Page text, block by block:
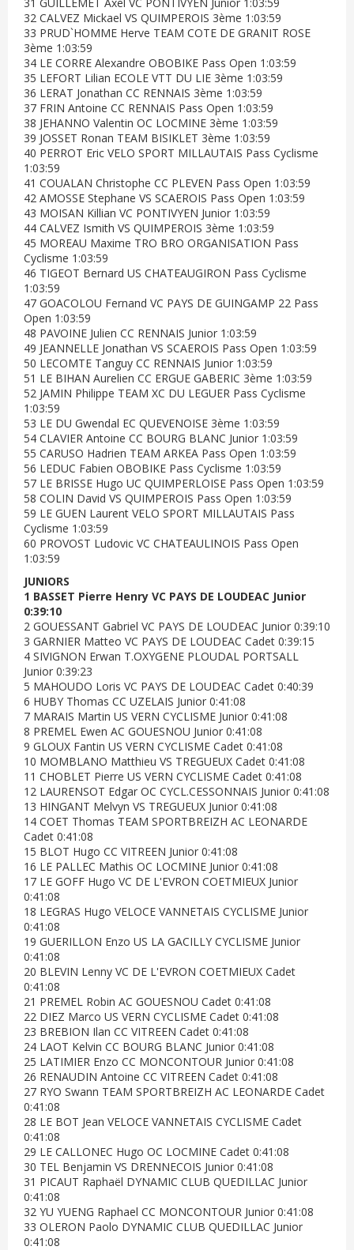
32 CALVEZ Mickael VS QUIMPEROIS 3ème 1:03:59
33 PRUD`HOMME Herve TEAM COTE DE GRANIT ROSE
3ème 1:03:59
34 LE CORRE Alexandre OBOBIKE Pass Open 1:03:59
35 LEFORT Lilian ECOLE VTT DU LIE 3ème 1:03:59
36 LERAT Jonathan CC RENNAIS 3ème 1:03:59
37 FRIN Antoine CC RENNAIS Pass Open 1:03:59
38 JEHANNO Valentin OC LOCMINE 3ème 1:03:59
39 JOSSET Ronan TEAM BISIKLET 3ème 1:03:59
40 PERROT Eric VELO SPORT MILLAUTAIS Pass Cyclisme
1:03:59
41 COUALAN Christophe CC PLEVEN Pass Open 1:03:59
42 AMOSSE Stephane VS SCAEROIS Pass Open 1:03:59
43 MOISAN Killian VC PONTIVYEN Junior 1:03:59
44 CALVEZ Ismith VS QUIMPEROIS 3ème 1:03:59
45 MOREAU Maxime TRO BRO ORGANISATION Pass
Cyclisme 1:03:59
46 TIGEOT Bernard US CHATEAUGIRON Pass Cyclisme
1:03:59
47 GOACOLOU Fernand VC PAYS DE GUINGAMP 22 Pass
Open 1:03:59
48 PAVOINE Julien CC RENNAIS Junior 1:03:59
49 JEANNELLE Jonathan VS SCAEROIS Pass Open 1:03:59
50 LECOMTE Tanguy CC RENNAIS Junior 1:03:59
51 LE BIHAN Aurelien CC ERGUE GABERIC 3ème 1:03:59
52 JAMIN Philippe TEAM XC DU LEGUER Pass Cyclisme
1:03:59
53 LE DU Gwendal EC QUEVENOISE 3ème 1:03:59
54 CLAVIER Antoine CC BOURG BLANC Junior 1:03:59
55 CARUSO Hadrien TEAM ARKEA Pass Open 1:03:59
56 LEDUC Fabien OBOBIKE Pass Cyclisme 1:03:59
57 LE BRISSE Hugo UC QUIMPERLOISE Pass Open 1:03:59
58 COLIN David VS QUIMPEROIS Pass Open 1:03:59
59 LE GUEN Laurent VELO SPORT MILLAUTAIS Pass
Cyclisme 1:03:59
60 PROVOST Ludovic VC CHATEAULINOIS Pass Open
1:03:59
JUNIORS
1 BASSET Pierre Henry VC PAYS DE LOUDEAC Junior
0:39:10
2 GOUESSANT Gabriel VC PAYS DE LOUDEAC Junior 0:39:10
3 GARNIER Matteo VC PAYS DE LOUDEAC Cadet 0:39:15
4 SIVIGNON Erwan T.OXYGENE PLOUDAL PORTSALL
Junior 0:39:23
5 MAHOUDO Loris VC PAYS DE LOUDEAC Cadet 0:40:39
6 HUBY Thomas CC UZELAIS Junior 0:41:08
7 MARAIS Martin US VERN CYCLISME Junior 0:41:08
8 PREMEL Ewen AC GOUESNOU Junior 0:41:08
9 GLOUX Fantin US VERN CYCLISME Cadet 0:41:08
10 MOMBLANO Matthieu VS TREGUEUX Cadet 0:41:08
11 CHOBLET Pierre US VERN CYCLISME Cadet 0:41:08
12 LAURENSOT Edgar OC CYCL.CESSONNAIS Junior 0:41:08
13 HINGANT Melvyn VS TREGUEUX Junior 0:41:08
14 COET Thomas TEAM SPORTBREIZH AC LEONARDE
Cadet 0:41:08
15 BLOT Hugo CC VITREEN Junior 0:41:08
16 LE PALLEC Mathis OC LOCMINE Junior 0:41:08
17 LE GOFF Hugo VC DE L'EVRON COETMIEUX Junior
0:41:08
18 LEGRAS Hugo VELOCE VANNETAIS CYCLISME Junior
0:41:08
19 GUERILLON Enzo US LA GACILLY CYCLISME Junior
0:41:08
20 BLEVIN Lenny VC DE L'EVRON COETMIEUX Cadet
0:41:08
21 PREMEL Robin AC GOUESNOU Cadet 0:41:08
22 DIEZ Marco US VERN CYCLISME Cadet 0:41:08
23 BREBION Ilan CC VITREEN Cadet 0:41:08
24 LAOT Kelvin CC BOURG BLANC Junior 0:41:08
25 LATIMIER Enzo CC MONCONTOUR Junior 0:41:08
26 RENAUDIN Antoine CC VITREEN Cadet 0:41:08
27 RYO Swann TEAM SPORTBREIZH AC LEONARDE Cadet
0:41:08
28 LE BOT Jean VELOCE VANNETAIS CYCLISME Cadet
0:41:08
29 LE CALLONEC Hugo OC LOCMINE Cadet 0:41:08
30 TEL Benjamin VS DRENNECOIS Junior 0:41:08
31 PICAUT Raphaël DYNAMIC CLUB QUEDILLAC Junior
0:41:08
32 YU YUENG Raphael CC MONCONTOUR Junior 0:41:08
33 OLERON Paolo DYNAMIC CLUB QUEDILLAC Junior
0:41:08